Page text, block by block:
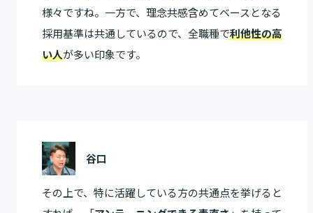
様々ですね。一方で、理念共感含めてベースとなる
採用基準は共通しているので、全職種で利他性の高
い人が多い印象です。
谷口
その上で、特に活躍している方の共通点を挙げると